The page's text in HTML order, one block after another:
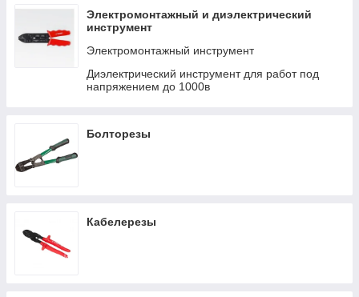
Электромонтажный и диэлектрический
инструмент
Электромонтажный инструмент
Диэлектрический инструмент для работ под
напряжением до 1000в
Болторезы
Кабелерезы